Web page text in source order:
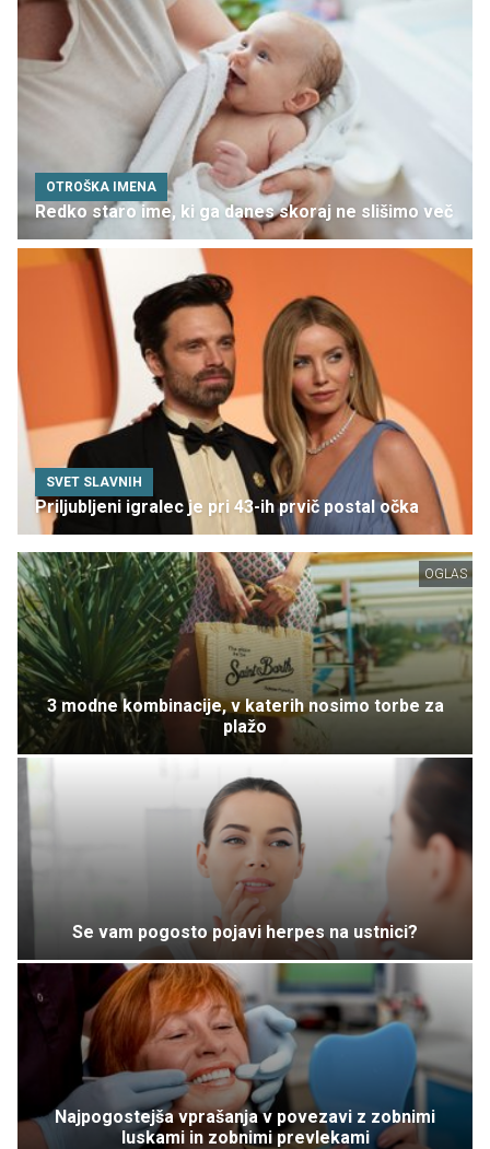
OTROŠKA IMENA
Redko staro ime, ki ga danes skoraj ne slišimo več
SVET SLAVNIH
Priljubljeni igralec je pri 43-ih prvič postal očka
OGLAS
3 modne kombinacije, v katerih nosimo torbe za
plažo
Se vam pogosto pojavi herpes na ustnici?
Najpogostejša vprašanja v povezavi z zobnimi
luskami in zobnimi prevlekami